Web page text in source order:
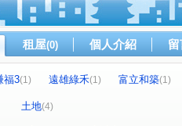
租屋(0) 個人介紹
福3(1) 遠雄綠禾(1) 富立和築(1)
東昇 (1)
土地(4)